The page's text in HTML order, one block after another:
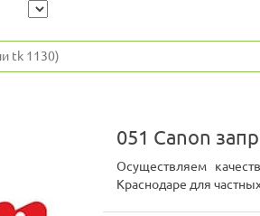
051 Canon
Осуществляем
Краснодаре для